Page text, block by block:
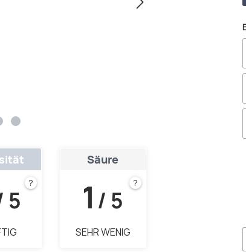
?
5
Säure
?
1 / 5
SEHR WENIG